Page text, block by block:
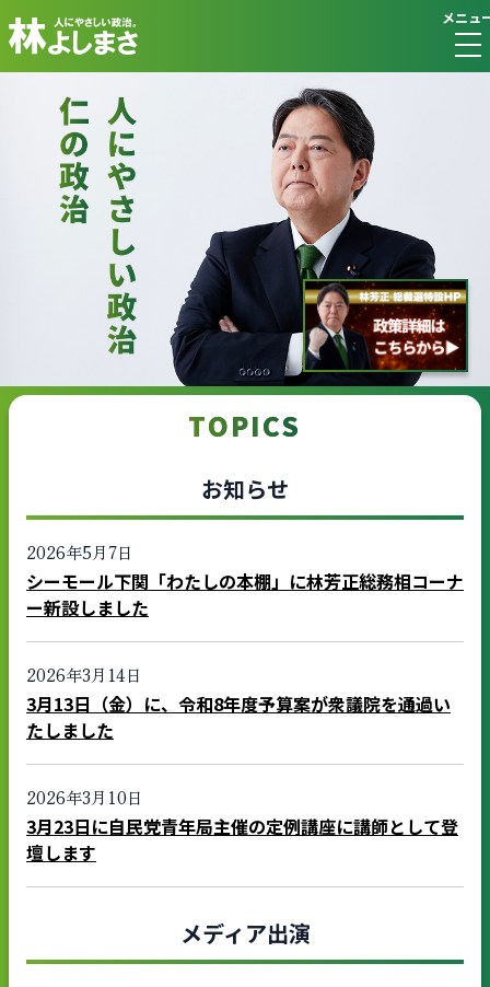
メニュ
TOPICS
お知らせ
2026年5月7日
シーモール下関「わたしの本棚」に林芳正総務相コーナ
ー新設しました
2026年3月14日
3月13日（金）に、令和8年度予算案が衆議院を通過い
たしました
2026年3月10日
3月23日に自民党青年局主催の定例講座に講師として登
壇します
メディア出演